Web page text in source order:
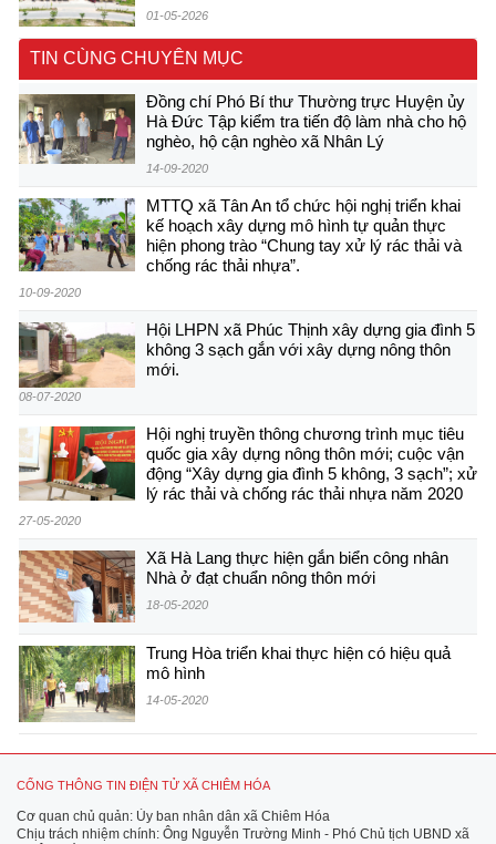
01-05-2026
TIN CÙNG CHUYÊN MỤC
Đồng chí Phó Bí thư Thường trực Huyện ủy
Hà Đức Tập kiểm tra tiến độ làm nhà cho hộ
nghèo, hộ cận nghèo xã Nhân Lý
14-09-2020
MTTQ xã Tân An tổ chức hội nghị triển khai
kế hoạch xây dựng mô hình tự quản thực
hiện phong trào “Chung tay xử lý rác thải và
chống rác thải nhựa”.
10-09-2020
Hội LHPN xã Phúc Thịnh xây dựng gia đình 5
không 3 sạch gắn với xây dựng nông thôn
mới.
08-07-2020
Hội nghị truyền thông chương trình mục tiêu
quốc gia xây dựng nông thôn mới; cuộc vận
động “Xây dựng gia đình 5 không, 3 sạch”; xử
lý rác thải và chống rác thải nhựa năm 2020
27-05-2020
Xã Hà Lang thực hiện gắn biển công nhân
Nhà ở đạt chuẩn nông thôn mới
18-05-2020
Trung Hòa triển khai thực hiện có hiệu quả
mô hình
14-05-2020
CỔNG THÔNG TIN ĐIỆN TỬ XÃ CHIÊM HÓA
Cơ quan chủ quản: Ủy ban nhân dân xã Chiêm Hóa
Chịu trách nhiệm chính: Ông Nguyễn Trường Minh - Phó Chủ tịch UBND xã